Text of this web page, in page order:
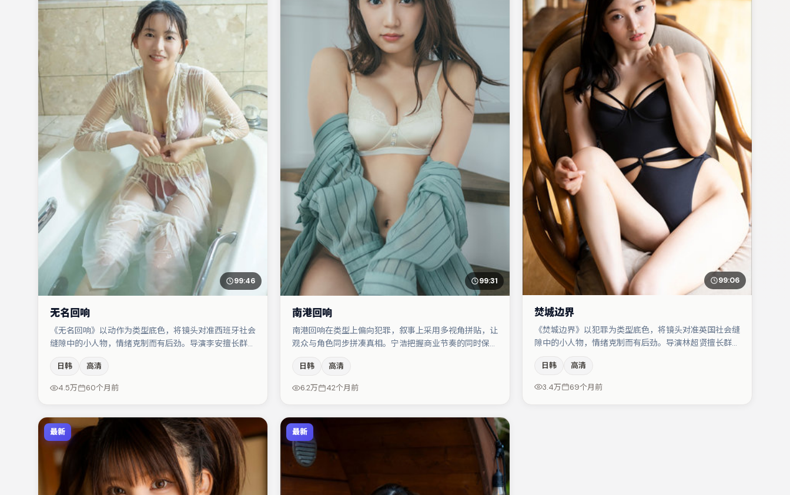
99:46
无名回响
《无名回响》以动作为类型底色，将镜头对准西班牙社会
缝隙中的小人物，情绪克制而有后劲。导演李安擅长群戏
阵容包括小松菜奈、咏梅、段奕宏等，角色动机前后呼
应，适合喜欢抠台词与伏笔的观众。若你偏爱强类型与清
晰主线，这部作品值得关注。
日韩 高清
4.5万 60个月前
99:31
南港回响
南港回响在类型上偏向犯罪，叙事上采用多视角拼贴，让
观众与角色同步拼凑真相。宁浩把握商业节奏的同时保留
担叙事驱动，谭卓、易烊千玺分别提供反差与喜剧/悬疑
调剂（视场次而定）。整体完成度较高，适合周末一口气
日韩 高清
6.2万 42个月前
99:06
焚城边界
《焚城边界》以犯罪为类型底色，将镜头对准英国社会缝
隙中的小人物，情绪克制而有后劲。导演林超贤擅长群戏
枫与廖凡的对手戏构成全片情感锚点，朱一龙则以细节塑
造推动谜题层层揭开。节奏紧凑、反转有度，值得列入片
日韩 高清
3.4万 69个月前
最新 最新